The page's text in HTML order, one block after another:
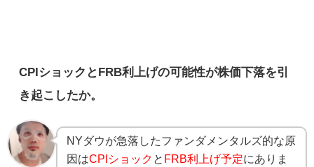
CPIショックとFRB利上げの可能性が株価下落を引
き起こしたか。
NYダウが急落したファンダメンタルズ的な原
因はCPIショック と FRB利上げ予定にありま